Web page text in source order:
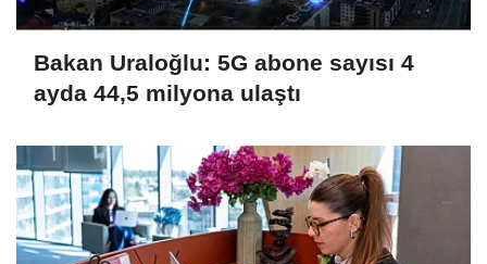
Bakan Uraloğlu: 5G abone sayısı 4
ayda 44,5 milyona ulaştı